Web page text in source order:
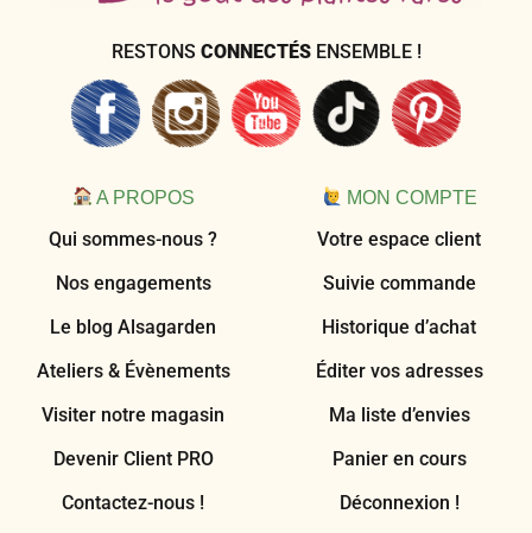
RESTONS CONNECTÉS ENSEMBLE !
A PROPOS
Qui sommes-nous ?
Nos engagements
Le blog Alsagarden
Ateliers & Évènements
Visiter notre magasin
Devenir Client PRO
Contactez-nous !
MON COMPTE
Votre espace client
Suivie commande
Historique d’achat
Éditer vos adresses
Ma liste d’envies
Panier en cours
Déconnexion !